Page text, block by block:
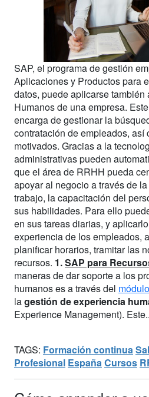
SAP, el programa de gestión
Aplicaciones y Productos para
datos, puede aplicarse
Humanos de una empresa.
encarga de gestionar la
contratación de empleados, así
motivados. Gracias a la
administrativas pueden
que el área de RRHH pueda
apoyar al negocio a través de
trabajo, la capacitación del
sus habilidades. Para ello
en sus tareas diarias, y
experiencia de los empleados,
planificar horarios, tramitar las
recursos. 1.SAP para
maneras de dar soporte a los
humanos es a través del
lagestión de experiencia
Experience Management).
TAGS: Formación continua
Profesional España Cursos